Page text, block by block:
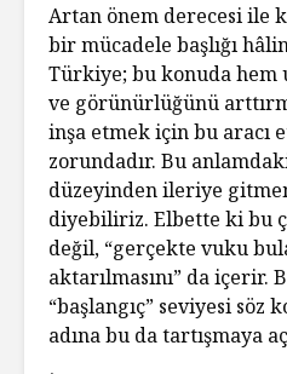
Artan önem derecesi ile
bir mücadele başlığı
Türkiye; bu konuda hem
ve görünürlüğünü
inşa etmek için bu aracı
zorundadır. Bu
düzeyinden ileriye
diyebiliriz. Elbette ki bu
değil, “gerçekte vuku
aktarılmasını” da içerir.
“başlangıç” seviyesi söz
adına bu da tartışmaya